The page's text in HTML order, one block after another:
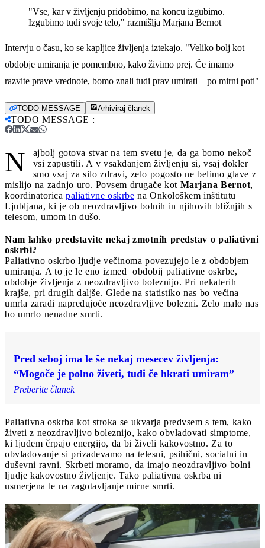
"Vse, kar v življenju pridobimo, na koncu izgubimo.
Izgubimo tudi svoje telo," razmišlja Marjana Bernot
Intervju o času, ko se kapljice življenja iztekajo. "Veliko bolj kot
obdobje umiranja je pomembno, kako živimo prej. Če imamo
razvite prave vrednote, bomo znali tudi prav umirati – po mirni poti"
TODO MESSAGE Arhiviraj članek
TODO MESSAGE :
N
ajbolj gotova stvar na tem svetu je, da ga bomo nekoč
vsi zapustili. A v vsakdanjem življenju si, vsaj dokler
smo vsaj za silo zdravi, zelo pogosto ne belimo glave z
mislijo na zadnjo uro. Povsem drugače kot Marjana Bernot,
koordinatorica paliativne oskrbe na Onkološkem inštitutu
Ljubljana, ki je ob neozdravljivo bolnih in njihovih bližnjih s
telesom, umom in dušo.
Nam lahko predstavite nekaj zmotnih predstav o paliativni
oskrbi?
Paliativno oskrbo ljudje večinoma povezujejo le z obdobjem
umiranja. A to je le eno izmed obdobij paliativne oskrbe,
obdobje življenja z neozdravljivo boleznijo. Pri nekaterih
krajše, pri drugih daljše. Glede na statistiko nas bo večina
umrla zaradi napredujoče neozdravljive bolezni. Zelo malo nas
bo umrlo nenadne smrti.
Pred seboj ima le še nekaj mesecev življenja:
“Mogoče je polno živeti, tudi če hkrati umiram”
Preberite članek
Paliativna oskrba kot stroka se ukvarja predvsem s tem, kako
živeti z neozdravljivo boleznijo, kako obvladovati simptome,
ki ljudem črpajo energijo, da bi živeli kakovostno. Za to
obvladovanje si prizadevamo na telesni, psihični, socialni in
duševni ravni. Skrbeti moramo, da imajo neozdravljivo bolni
ljudje kakovostno življenje. Tako paliativna oskrba ni
usmerjena le na zagotavljanje mirne smrti.